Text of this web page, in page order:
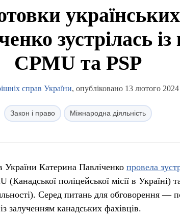
зустрілась
CPMU та PSP
справ України, опубліковано 13 лютого
Закон і право Міжнародна діяльність
України Катерина Павліченко провела
поліцейської місії в Україні)
Серед питань для обговорення —
залученням канадських фахівців.